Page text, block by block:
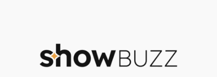
OMOGUĆI OBAVIJESTI